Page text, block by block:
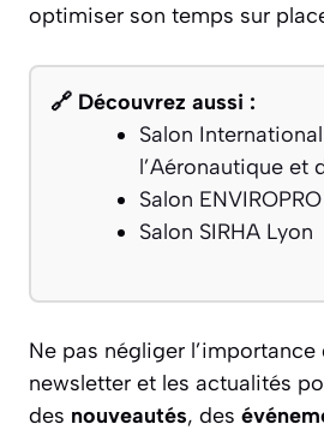
optimiser son temps sur
🔗 Découvrez aussi :
Salon
l’Aéronautique et
Salon ENVIROPRO
Salon SIRHA Lyon
Ne pas négliger l’importance
newsletter et les actualités
des nouveautés, des